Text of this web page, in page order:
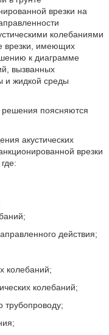
врезки на
колебаниями
врезки, имеющих
к диаграмме
вызванных
и жидкой среды
решения поясняются
акустических
врезки
действия;
колебаний;
колебаний;
трубопроводу;